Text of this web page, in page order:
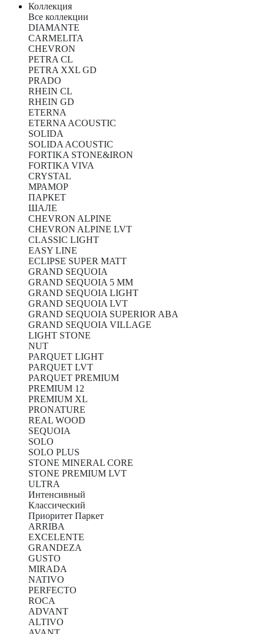
Коллекция
Все коллекции
DIAMANTE
CARMELITA
CHEVRON
PETRA CL
PETRA XXL GD
PRADO
RHEIN CL
RHEIN GD
ETERNA
ETERNA ACOUSTIC
SOLIDA
SOLIDA ACOUSTIC
FORTIKA STONE&IRON
FORTIKA VIVA
CRYSTAL
МРАМОР
ПАРКЕТ
ШАЛЕ
CHEVRON ALPINE
CHEVRON ALPINE LVT
CLASSIC LIGHT
EASY LINE
ECLIPSE SUPER MATT
GRAND SEQUOIA
GRAND SEQUOIA 5 MM
GRAND SEQUOIA LIGHT
GRAND SEQUOIA LVT
GRAND SEQUOIA SUPERIOR ABA
GRAND SEQUOIA VILLAGE
LIGHT STONE
NUT
PARQUET LIGHT
PARQUET LVT
PARQUET PREMIUM
PREMIUM 12
PREMIUM XL
PRONATURE
REAL WOOD
SEQUOIA
SOLO
SOLO PLUS
STONE MINERAL CORE
STONE PREMIUM LVT
ULTRA
Интенсивный
Классический
Приоритет Паркет
ARRIBA
EXCELENTE
GRANDEZA
GUSTO
MIRADA
NATIVO
PERFECTO
ROCA
ADVANT
ALTIVO